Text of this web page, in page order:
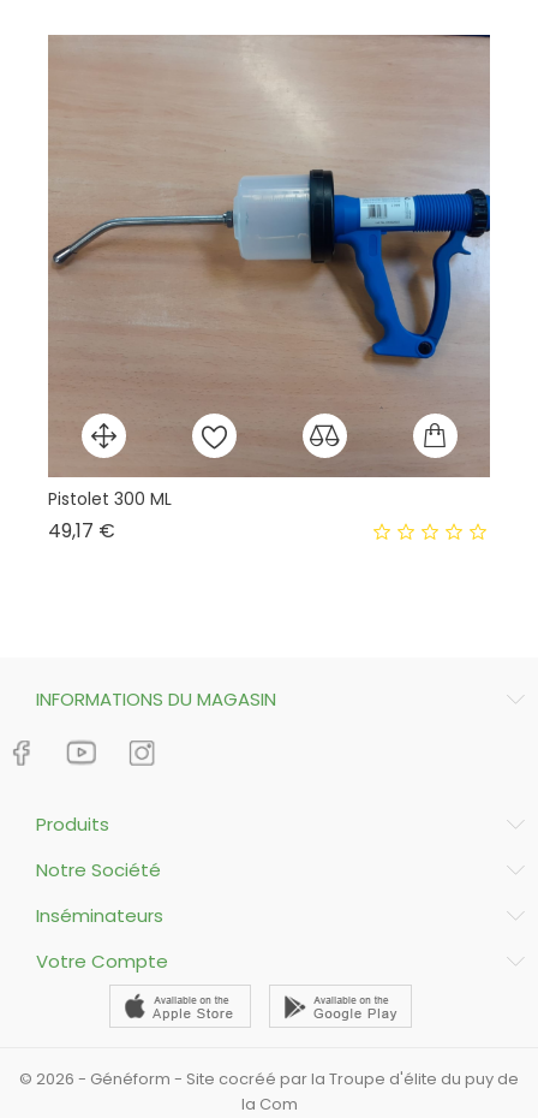
Pistolet 300 ML
49,17 €
INFORMATIONS DU MAGASIN
Produits
Notre Société
Inséminateurs
Votre Compte
© 2026 - Généform - Site cocréé par la Troupe d'élite du puy de
la Com